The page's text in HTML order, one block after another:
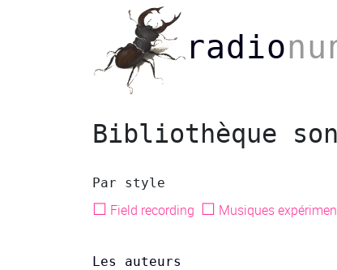
radio
Bibliothèque
Par style
☐ Field recording ☐ Musiques
Les auteurs